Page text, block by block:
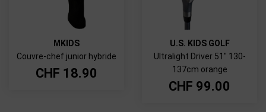
MKIDS
Couvre-chef junior hybride
CHF 18.90
U.S. KIDS GOLF
Ultralight Driver 51" 130-
137cm orange
CHF 99.00